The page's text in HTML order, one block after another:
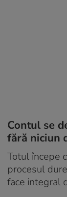
Contul se
fără niciun
Totul începe
procesul
face integral